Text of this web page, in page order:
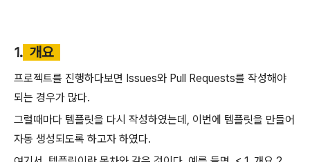
1. 개요
프로젝트를 진행하다보면 Issues와 Pull Requests를 작성해야
되는 경우가 많다.
그럴때마다 템플릿을 다시 작성하였는데, 이번에 템플릿을 만들어
자동 생성되도록 하고자 하였다.